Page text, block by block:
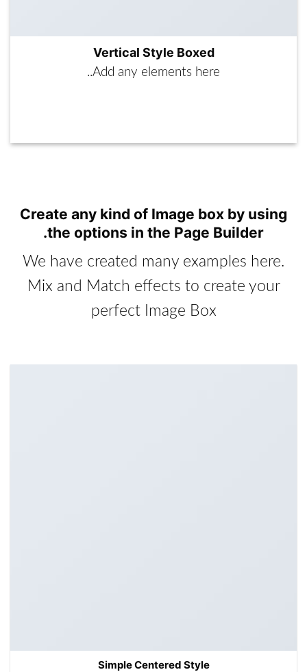
Vertical Style Boxed
Add any elements here..
Create any kind of Image box by using
the options in the Page Builder.
We have created many examples here.
Mix and Match effects to create your
perfect Image Box
Simple Centered Style